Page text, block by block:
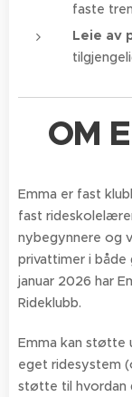
faste
Leie av
OM
Emma er fast
fast
nybegynnere og
privattimer i både
januar 2026 har
Rideklubb.
Emma kan støtte
eget ridesystem
støtte til hvordan